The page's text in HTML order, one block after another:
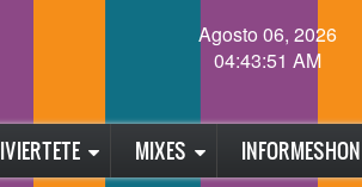
Agosto 06, 2026
04:43:51 AM
MIXES INFORMESHON